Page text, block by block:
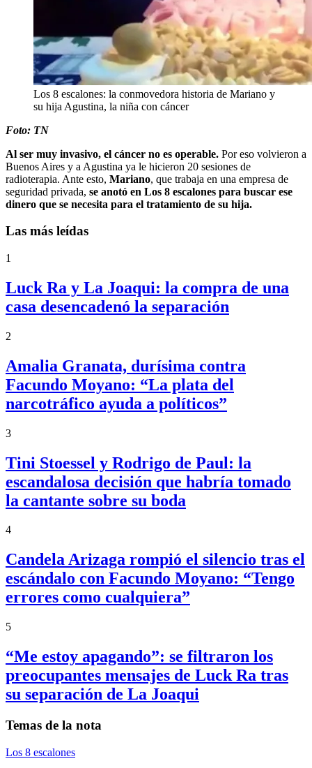
Los 8 escalones: la conmovedora historia de Mariano y
su hija Agustina, la niña con cáncer
Foto: TN
Al ser muy invasivo, el cáncer no es operable. Por eso volvieron a
Buenos Aires y a Agustina ya le hicieron 20 sesiones de
radioterapia. Ante esto, Mariano, que trabaja en una empresa de
seguridad privada, se anotó en Los 8 escalones para buscar ese
dinero que se necesita para el tratamiento de su hija.
Las más leídas
1
Luck Ra y La Joaqui: la compra de una
casa desencadenó la separación
2
Amalia Granata, durísima contra
Facundo Moyano: “La plata del
narcotráfico ayuda a políticos”
3
Tini Stoessel y Rodrigo de Paul: la
escandalosa decisión que habría tomado
la cantante sobre su boda
4
Candela Arizaga rompió el silencio tras el
escándalo con Facundo Moyano: “Tengo
errores como cualquiera”
5
“Me estoy apagando”: se filtraron los
preocupantes mensajes de Luck Ra tras
su separación de La Joaqui
Temas de la nota
Los 8 escalones